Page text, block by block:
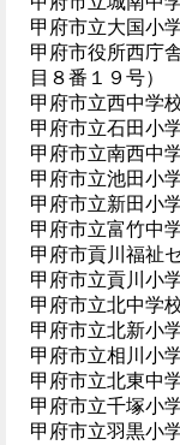
甲府市立大国小
甲府市役所西庁
目８番１９号）
甲府市立西中学
甲府市立石田小
甲府市立南西中
甲府市立池田小
甲府市立新田小
甲府市立富竹中
甲府市貢川福祉
甲府市立貢川小
甲府市立北中学
甲府市立北新小
甲府市立相川小
甲府市立北東中
甲府市立千塚小
甲府市立羽黒小